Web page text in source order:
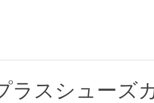
ラスシューズ